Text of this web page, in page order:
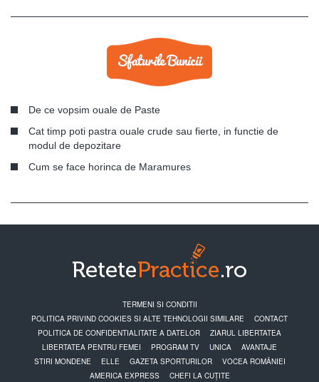
De ce vopsim ouale de Paste
Cat timp poti pastra ouale crude sau fierte, in functie de
modul de depozitare
Cum se face horinca de Maramures
TERMENI SI CONDITII
POLITICA PRIVIND COOKIES SI ALTE TEHNOLOGII SIMILARE
CONTACT
POLITICA DE CONFIDENTIALITATE A DATELOR
ZIARUL LIBERTATEA
LIBERTATEA PENTRU FEMEI
PROGRAM TV UNICA
AVANTAJE
STIRI MONDENE
ELLE GAZETA SPORTURILOR
VOCEA ROMÂNIEI
AMERICA EXPRESS
CHEFI LA CUȚITE